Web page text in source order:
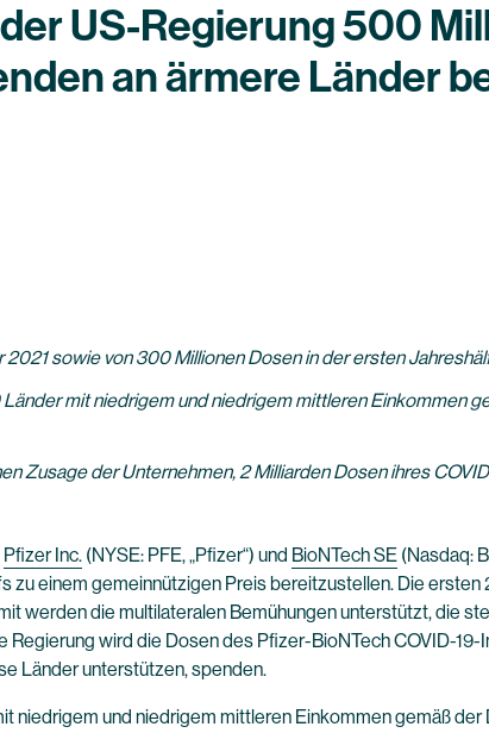
US-Regierung 500
an ärmere Länder
sowie von 300 Millionen Dosen in der ersten
mit niedrigem und niedrigem mittleren Einkommen
Zusage der Unternehmen, 2 Milliarden Dosen ihres
Pfizer Inc. (NYSE: PFE, „Pfizer“) und BioNTech SE (Nasdaq:
zu einem gemeinnützigen Preis bereitzustellen. Die
werden die multilateralen Bemühungen unterstützt, die
wird die Dosen des Pfizer-BioNTech COVID-
Länder unterstützen, spenden.
niedrigem und niedrigem mittleren Einkommen gemäß der